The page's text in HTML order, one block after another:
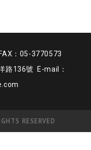
：05-3770573
路136號 E-mail：
RESERVED